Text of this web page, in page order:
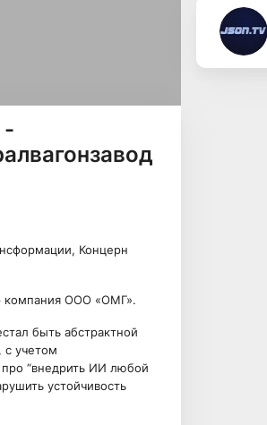
-
Концерн
компания ООО «ОМГ».
быть абстрактной
с учетом
про “внедрить ИИ любой
устойчивость